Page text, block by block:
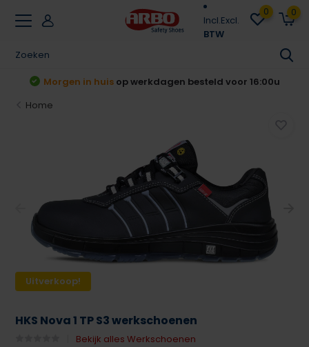
Incl.Excl.
BTW
0 0
16:00u Achteraf betalenKlarna &
Home
Uitverkoop!
HKS Nova 1 TP S3 werkschoenen
Bekijk alles Werkschoenen